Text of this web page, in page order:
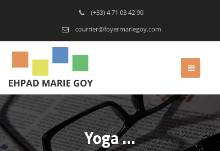
(+33) 4 71 03 42 90
courrier@foyermariegoy.com
Yoga …